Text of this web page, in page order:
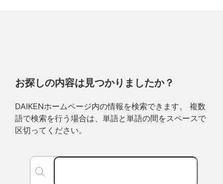
お探しの内容は見つかりましたか？
DAIKENホームページ内の情報を検索できます。 複数
語で検索を行う場合は、単語と単語の間をスペースで
区切ってください。